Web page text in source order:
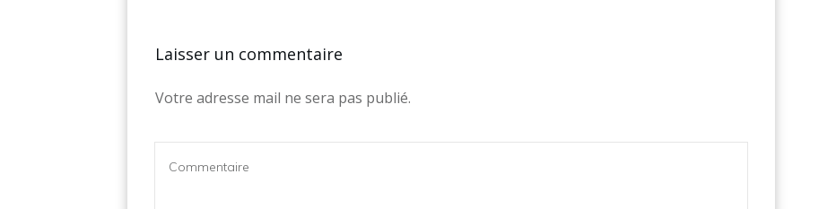
Laisser un commentaire
Votre adresse mail ne sera pas publié.